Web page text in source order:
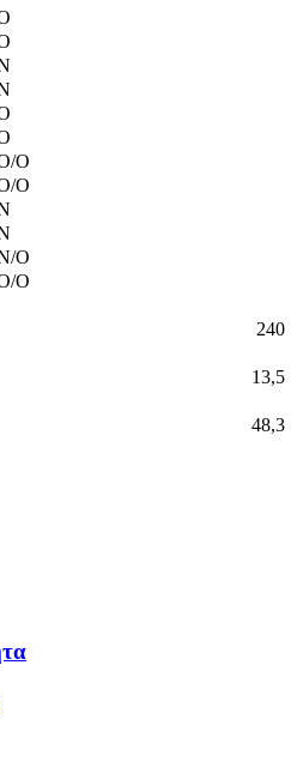
O
Ο
O
Ο
240
13,5
48,3